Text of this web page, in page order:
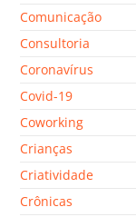
Comunicação
Consultoria
Coronavírus
Covid-19
Coworking
Crianças
Criatividade
Crônicas